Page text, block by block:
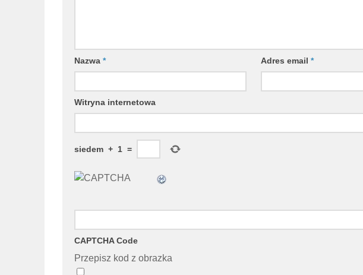
Nazwa * Adres email*
Witryna internetowa
siedem + 1 =
CAPTCHA Code
Przepisz kod z obrazka